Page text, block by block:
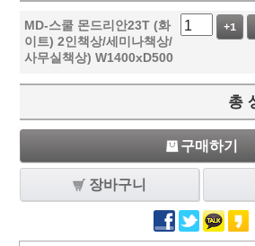
MD-스쿨 몬드리안23T (화
이트) 2인책상/세미나책상/
사무실책상) W1400xD500
+1
총
구매하기
장바구니